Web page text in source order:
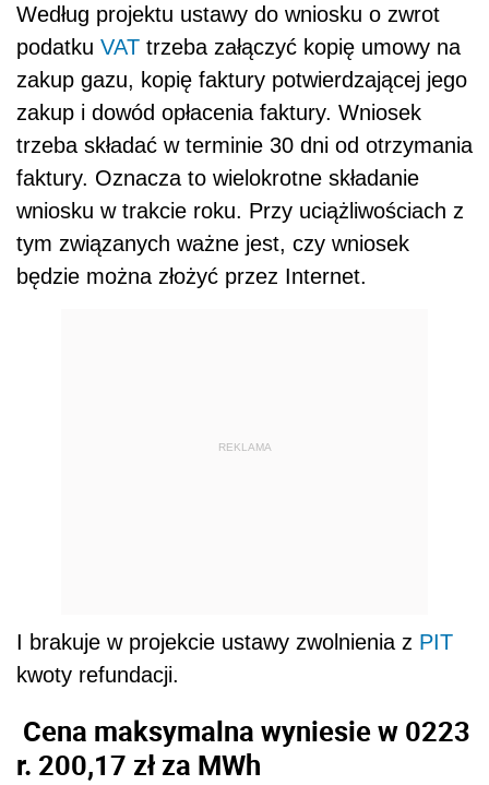
Według projektu ustawy do wniosku o zwrot
podatku VAT trzeba załączyć kopię umowy na
zakup gazu, kopię faktury potwierdzającej jego
zakup i dowód opłacenia faktury. Wniosek
trzeba składać w terminie 30 dni od otrzymania
faktury. Oznacza to wielokrotne składanie
wniosku w trakcie roku. Przy uciążliwościach z
tym związanych ważne jest, czy wniosek
będzie można złożyć przez Internet.
REKLAMA
I brakuje w projekcie ustawy zwolnienia z PIT
kwoty refundacji.
Cena maksymalna wyniesie w 0223
r. 200,17 zł za MWh